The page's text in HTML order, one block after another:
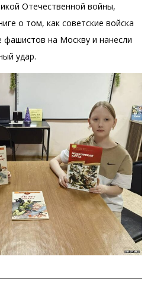
Отечественной войны,
о том, как советские войска
фашистов на Москву и нанесли
удар.